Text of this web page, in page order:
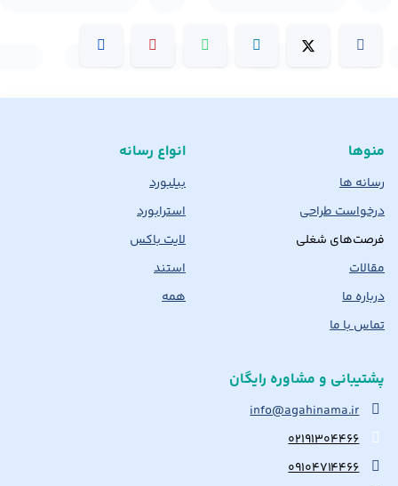
منوها
رسانه ها
درخواست طراحی
فرصت‌های شغلی
مقالات
درباره ما
تماس با ما
انواع رسانه
بیلبورد
استرابورد
لایت باکس
استند
همه
پشتیبانی و مشاوره رایگان
info@agahinama.ir
۰۲۱۹۱۳۰۴۴۶۶
۰۹۱۰۴۷۱۴۴۶۶